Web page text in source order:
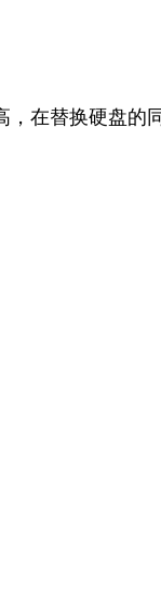
在替换硬盘的